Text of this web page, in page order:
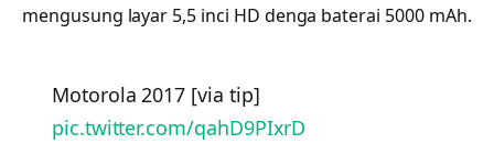
mengusung layar 5,5 inci HD denga baterai 5000 mAh.
Motorola 2017 [via tip]
pic.twitter.com/qahD9PIxrD